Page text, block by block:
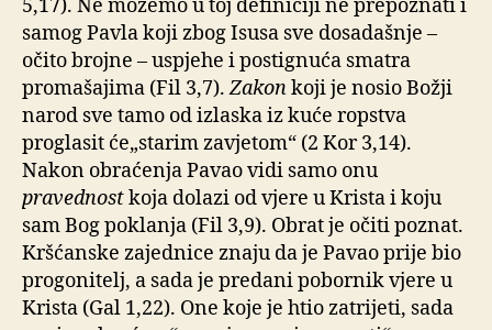
5,17). Ne možemo u toj definiciji ne prepoznati i
samog Pavla koji zbog Isusa sve dosadašnje –
očito brojne – uspjehe i postignuća smatra
promašajima (Fil 3,7).Zakonkoji je nosio Božji
narod sve tamo od izlaska iz kuće ropstva
proglasit će„starim zavjetom“ (2 Kor 3,14).
Nakon obraćenja Pavao vidi samo onu
pravednostkoja dolazi od vjere u Krista i koju
sam Bog poklanja (Fil 3,9). Obrat je očiti poznat.
Kršćanske zajednice znaju da je Pavao prije bio
progonitelj, a sada je predani pobornik vjere u
Krista (Gal 1,22). One koje je htio zatrijeti, sada